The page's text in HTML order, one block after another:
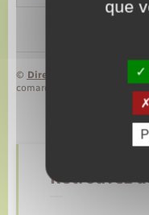
© Direction de
comarquage developpé par
Retrouvez
que